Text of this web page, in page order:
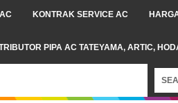
KONTRAK SERVICE AC
PIPA AC TATEYAMA, ARTIC,